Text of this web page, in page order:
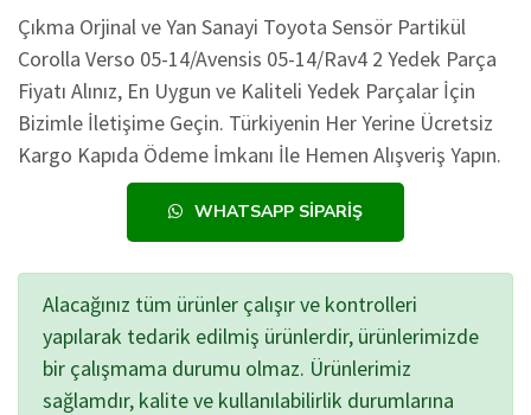
Çıkma Orjinal ve Yan Sanayi Toyota Sensör Partikül
Corolla Verso 05-14/Avensis 05-14/Rav4 2 Yedek Parça
Fiyatı Alınız, En Uygun ve Kaliteli Yedek Parçalar İçin
Bizimle İletişime Geçin. Türkiyenin Her Yerine Ücretsiz
Kargo Kapıda Ödeme İmkanı İle Hemen Alışveriş Yapın.
WHATSAPP SIPARIŞ
Alacağınız tüm ürünler çalışır ve kontrolleri
yapılarak tedarik edilmiş ürünlerdir, ürünlerimizde
bir çalışmama durumu olmaz. Ürünlerimiz
sağlamdır, kalite ve kullanılabilirlik durumlarına